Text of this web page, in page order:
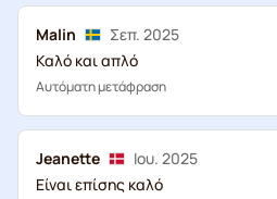
Malin
Σεπ. 2025
Καλό και απλό
Αυτόματη μετάφραση
Jeanette
Ιου. 2025
Είναι επίσης καλό